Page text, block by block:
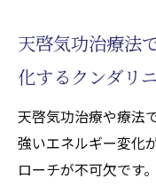
天啓気功治療法
化するクンダリ
天啓気功治療や療法
強いエネルギー変化
ローチが不可欠です